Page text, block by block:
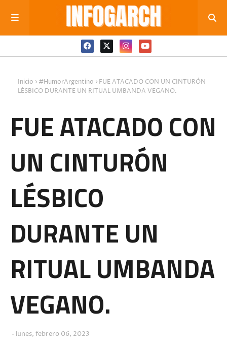
Inicio #HumorArgentino
FUE ATACADO CON UN CINTURÓN
LÉSBICO DURANTE UN RITUAL UMBANDA VEGANO.
FUE ATACADO CON
UN CINTURÓN
LÉSBICO
DURANTE UN
RITUAL UMBANDA
VEGANO.
lunes, febrero 06, 2023